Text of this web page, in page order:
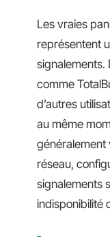
Les vraies
représentent
signalements.
comme
d’autres
au même
généralement
réseau,
signalements
indisponibilité